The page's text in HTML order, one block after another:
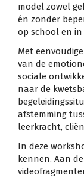
model zowel
én zonder
op school en in
Met
van de
sociale
naar de
afstemming
leerkracht,
In deze
kennen. Aan